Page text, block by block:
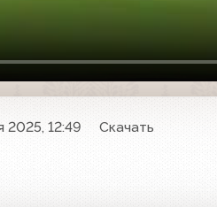
2025, 12:49
Скачать